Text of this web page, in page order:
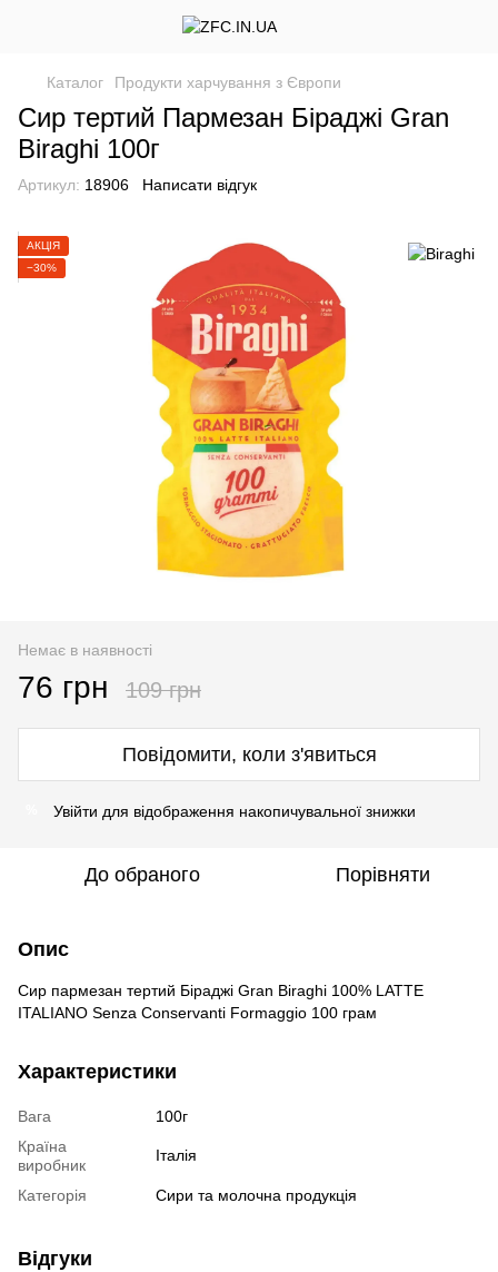
Каталог Продукти харчування з Європи
Сир тертий Пармезан Біраджі Gran
Biraghi 100г
Артикул: 18906 Написати відгук
АКЦІЯ
−30%
Немає в наявності
76 грн 109 грн
Повідомити, коли з'явиться
Увійти для відображення накопичувальної знижки
До обраного Порівняти
Опис
Сир пармезан тертий Біраджі Gran Biraghi 100% LATTE
ITALIANO Senza Conservanti Formaggio 100 грам
Характеристики
Вага
100г
Країна
виробник
Італія
Категорія Сири та молочна продукція
Відгуки